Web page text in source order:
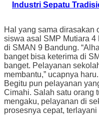
Industri Sepatu
Hal yang sama dirasakan
siswa asal SMP Mutiara
di SMAN 9 Bandung.
banget bisa keterima di
banget. Pelayanan
membantu,” ucapnya haru.
Begitu pun pelayanan
Cimahi. Salah satu orang
mengaku, pelayanan di
prosesnya cepat,